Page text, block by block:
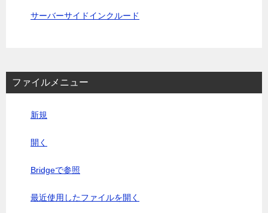
サーバーサイドインクルード
ファイルメニュー
新規
開く
Bridgeで参照
最近使用したファイルを開く